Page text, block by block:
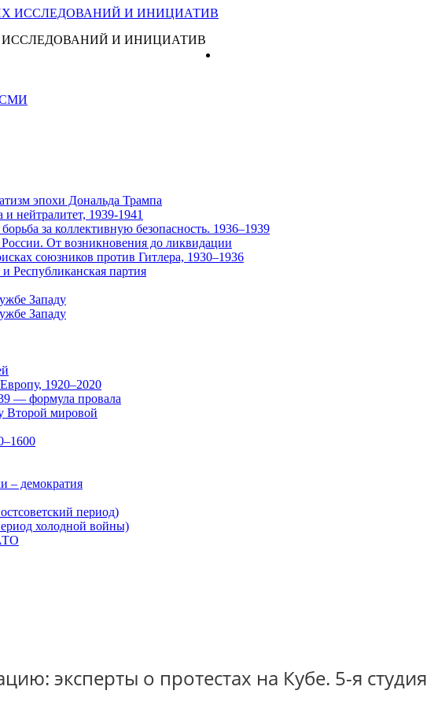
И ИНИЦИАТИВ
СМИ
эпохи Дональда Трампа
нейтралитет, 1939-1941
за коллективную безопасность. 1936–1939
От возникновения до ликвидации
союзников против Гитлера, 1930–1936
Республиканская партия
Западу
Западу
1920–2020
— формула провала
Второй мировой
– демократия
период)
холодной войны)
эксперты о протестах на Кубе. 5-я студия